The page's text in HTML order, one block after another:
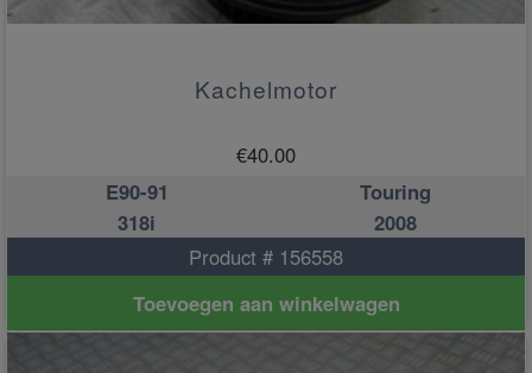
Kachelmotor
€40.00
E90-91
Touring
318i
2008
Product # 156558
Toevoegen aan winkelwagen